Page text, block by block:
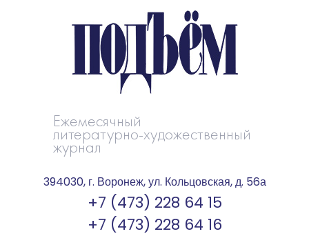
Ежемесячный
литературно-художественный
журнал
394030, г. Воронеж, ул. Кольцовская, д. 56а
+7 (473) 228 64 15
+7 (473) 228 64 16